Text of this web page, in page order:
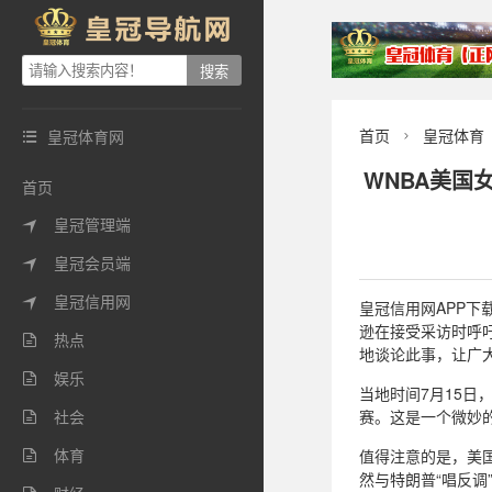
 皇冠体育网
首页
 皇冠管理端
 皇冠会员端
 皇冠信用网
 热点
 娱乐
 社会
 体育
首页  皇冠体育
WNBA美国
皇冠信用网APP下
逊在接受采访时呼
地谈论此事，让广
当地时间7月15日
赛。这是一个微妙
值得注意的是，美
然与特朗普“唱反调